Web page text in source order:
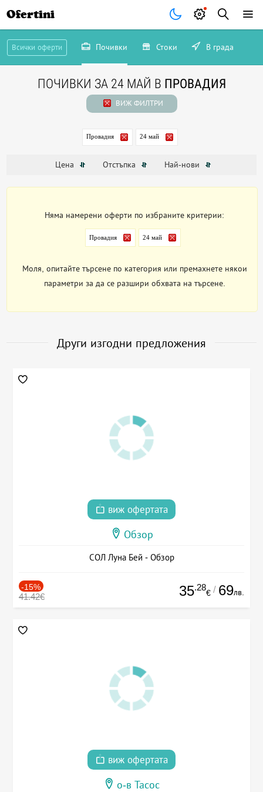
Ofertini
Всички оферти Почивки Стоки В града
ПОЧИВКИ ЗА 24 МАЙ В ПРОВАДИЯ
ВИЖ ФИЛТРИ
Провадия 24 май
Цена Отстъпка Най-нови
Няма намерени оферти по избраните критерии:
Провадия 24 май
Моля, опитайте търсене по категория или премахнете някои
параметри за да се разшири обхвата на търсене.
Други изгодни предложения
виж офертата
Обзор
СОЛ Луна Бей - Обзор
-15%
41.42€ 35.28
€ / 69лв.
виж офертата
о-в Тасос